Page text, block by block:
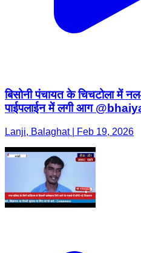
बिसोनी पंचायत के चिचटोला में
पाईपलाईन में लगी आग
Lanji, Balaghat | Feb 19, 2026